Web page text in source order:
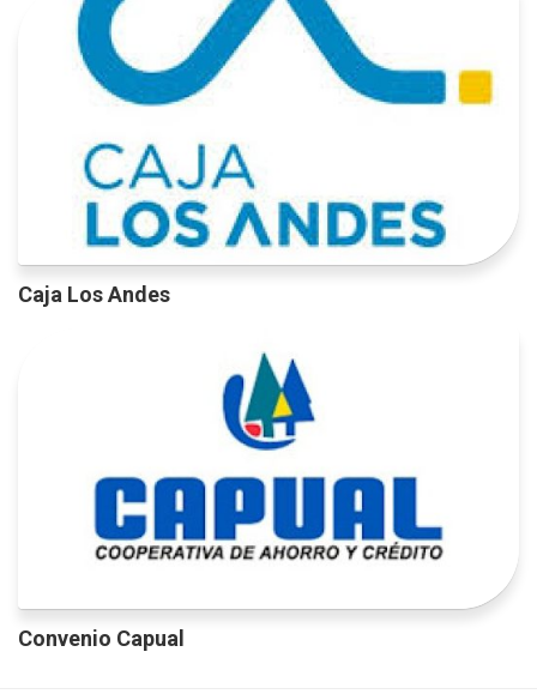
Caja Los Andes
Convenio Capual